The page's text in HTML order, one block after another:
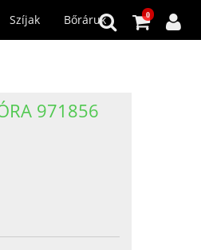
0
Szíjak Bőráruk
971856